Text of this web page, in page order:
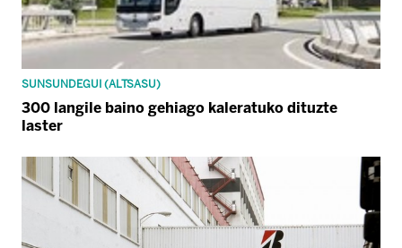
SUNSUNDEGUI (ALTSASU)
300 langile baino gehiago kaleratuko dituzte
laster